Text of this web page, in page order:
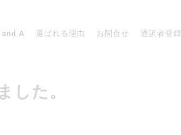
and A 選ばれる理由 お問合せ 通訳者登録
した。